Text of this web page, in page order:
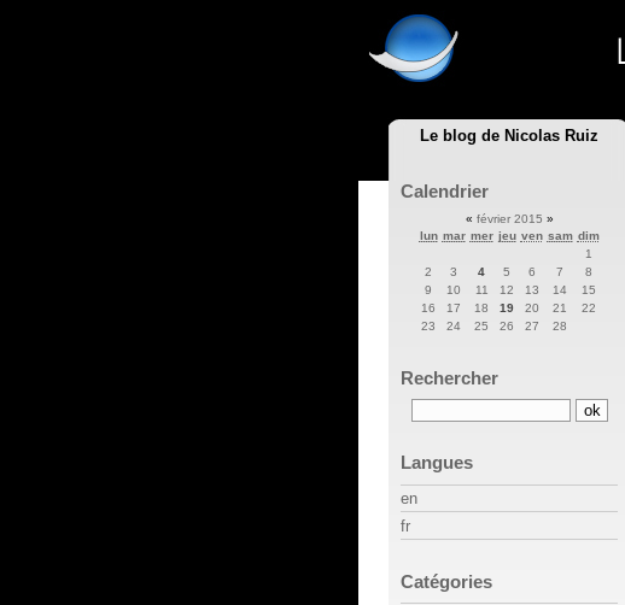
Le blog de Nicolas Ruiz
Calendrier
« février 2015 »
lun mar mer jeu ven sam dim
1
2
3 4 5 6 7
8
9
10 11 12 13 14
15
16
17 18 19 20 21
22
23
24 25 26 27 28
Rechercher
Langues
en
fr
Catégories